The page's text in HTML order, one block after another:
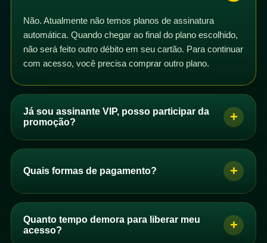
Não. Atualmente não temos planos de assinatura
automática. Quando chegar ao final do plano escolhido,
não será feito outro débito em seu cartão. Para continuar
com acesso, você precisa comprar outro plano.
Já sou assinante VIP, posso participar da
promoção?
+
Sim. Se você é assinante VIP com plano mensal,
promoção. Basta comprar um dos planos de acesso e
plano após a confirmação do pagamento.
Você pode comprar quantos planos quiser. Se perceber
Quais formas de pagamento? +
Se você é brasileiro, pode pagar por PIX, boleto ou
cartão de crédito. Se você não é brasileiro, pode
comprar com cartão de crédito.
Quanto tempo demora para liberar meu
acesso?
+